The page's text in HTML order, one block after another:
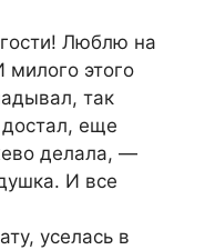
Люблю на
этого
так
достал, еще
делала, —
И все
уселась в